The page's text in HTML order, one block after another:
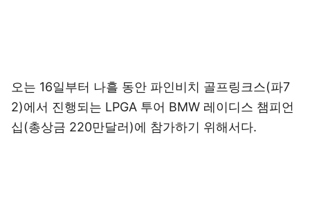
오는 16일부터 나흘 동안 파인비치 골프링크스(파7
2)에서 진행되는 LPGA 투어 BMW 레이디스 챔피언
십(총상금 220만달러)에 참가하기 위해서다.